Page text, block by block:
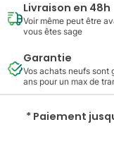
Livraison en 48h
Voir même peut être
vous êtes sage
Garantie
Vos achats neufs sont
ans pour un max de
* Paiement